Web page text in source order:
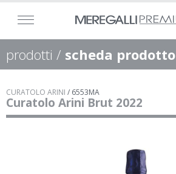
prodotti / scheda prodotto
CURATOLO ARINI / 6553MA
Curatolo Arini Brut 2022